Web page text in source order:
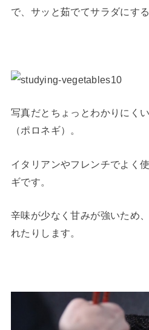
で、サッと茹でてサラダにす
写真だとちょっとわかりにく
（ポロネギ）。
イタリアンやフレンチでよく
ギです。
辛味が少なく甘みが強いため
れたりします。